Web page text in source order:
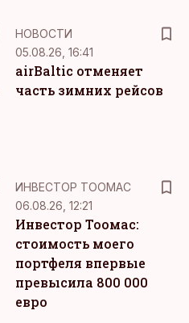
НОВОСТИ
05.08.26, 16:41
airBaltic отменяет
часть зимних рейсов
ИНВЕСТОР ТООМАС
06.08.26, 12:21
Инвестор Тоомас:
стоимость моего
портфеля впервые
превысила 800 000
евро